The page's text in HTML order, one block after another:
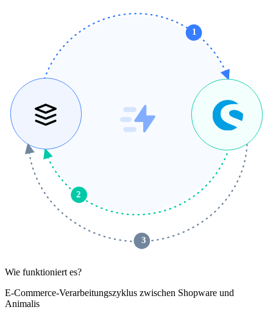
1
2
3
Wie funktioniert es?
E-Commerce-Verarbeitungszyklus zwischen Shopware und
Animalis